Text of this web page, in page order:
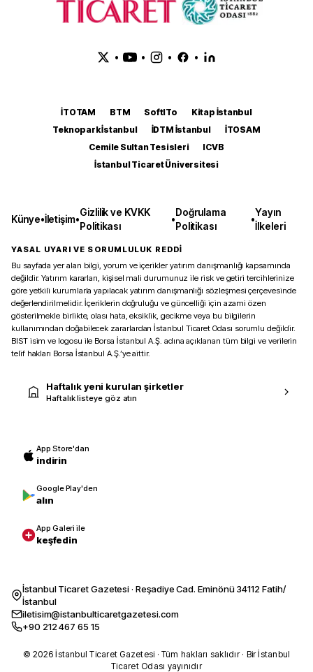
• • • •
İTOTAM BTM SoftITo
Kitap İstanbul
Teknopark İstanbul
İDTM İstanbul
İTOSAM
Cemile Sultan Tesisleri
ICVB
İstanbul Ticaret Üniversitesi
Künye•İletişim•
Gizlilik ve KVKK
Politikası
•
Doğrulama
Politikası
•
Yayın
İlkeleri
YASAL UYARI VE SORUMLULUK REDDİ
Bu sayfada yer alan bilgi, yorum ve içerikler yatırım danışmanlığı kapsamında
değildir. Yatırım kararları, kişisel mali durumunuz ile risk ve getiri tercihlerinize
göre yetkili kurumlarla yapılacak yatırım danışmanlığı sözleşmesi çerçevesinde
değerlendirilmelidir. İçeriklerin doğruluğu ve güncelliği için azami özen
gösterilmekle birlikte, olası hata, eksiklik, gecikme veya bu bilgilerin
kullanımından doğabilecek zararlardan İstanbul Ticaret Odası sorumlu değildir.
BIST isim ve logosu ile Borsa İstanbul A.Ş. adına açıklanan tüm bilgi ve verilerin
telif hakları Borsa İstanbul A.Ş.’ye aittir.
Haftalık yeni kurulan şirketler
Haftalık listeye göz atın
App Store'dan
indirin
Google Play'den
alın
App Galeri ile
keşfedin
İstanbul Ticaret Gazetesi · Reşadiye Cad. Eminönü 34112 Fatih/
İstanbul
iletisim@istanbulticaretgazetesi.com
+90 212 467 65 15
© 2026 İstanbul Ticaret Gazetesi · Tüm hakları saklıdır · Bir İstanbul
Ticaret Odası yayınıdır